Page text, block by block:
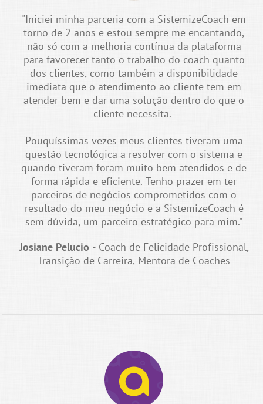
"Iniciei minha parceria com a SistemizeCoach em
torno de 2 anos e estou sempre me encantando,
não só com a melhoria contínua da plataforma
para favorecer tanto o trabalho do coach quanto
dos clientes, como também a disponibilidade
imediata que o atendimento ao cliente tem em
atender bem e dar uma solução dentro do que o
cliente necessita.
Pouquíssimas vezes meus clientes tiveram uma
questão tecnológica a resolver com o sistema e
quando tiveram foram muito bem atendidos e de
forma rápida e eficiente. Tenho prazer em ter
parceiros de negócios comprometidos com o
resultado do meu negócio e a SistemizeCoach é
sem dúvida, um parceiro estratégico para mim."
Josiane Pelucio - Coach de Felicidade Profissional,
Transição de Carreira, Mentora de Coaches